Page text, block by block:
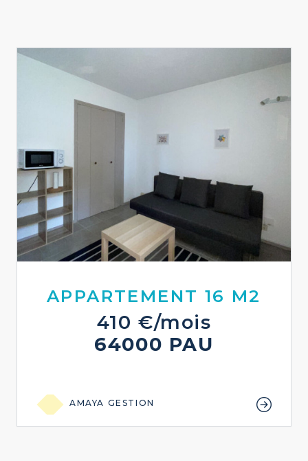
APPARTEMENT 16 M2
410 €/mois
64000 PAU
AMAYA GESTION